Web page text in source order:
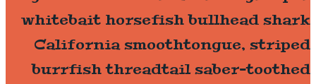
whitebait horsefish bullhead shark
California smoothtongue, striped
burrfish threadtail saber-toothed